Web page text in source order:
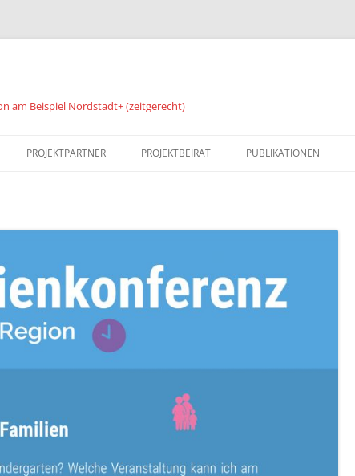
am Beispiel Nordstadt+ (zeitgerecht)
PROJEKTPARTNER PROJEKTBEIRAT PUBLIKATIONEN